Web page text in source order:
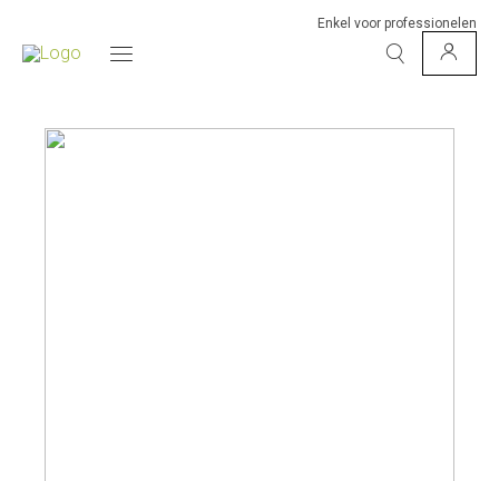
Enkel voor professionelen